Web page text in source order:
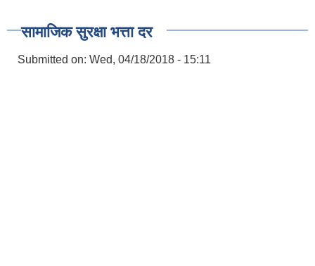
सामाजिक सुरक्षा भत्ता दर
Submitted on: Wed, 04/18/2018 - 15:11